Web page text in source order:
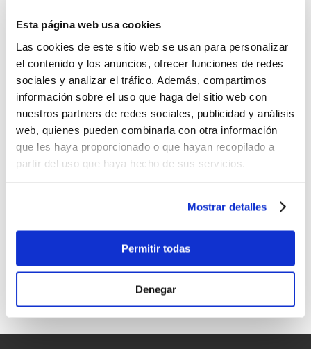
Esta página web usa cookies
Las cookies de este sitio web se usan para personalizar
el contenido y los anuncios, ofrecer funciones de redes
sociales y analizar el tráfico. Además, compartimos
información sobre el uso que haga del sitio web con
nuestros partners de redes sociales, publicidad y análisis
web, quienes pueden combinarla con otra información
que les haya proporcionado o que hayan recopilado a
partir del uso que haya hecho de sus servicios.
Mostrar detalles
Permitir todas
Denegar
-30%
1419.00
Páginas
1 2 3 4 5
siguiente ›
última »